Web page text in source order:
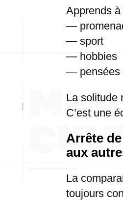
Apprends
—
— sport
— hobbies
— pensées
La solitude
C’est une
Arrête
aux
La
toujours